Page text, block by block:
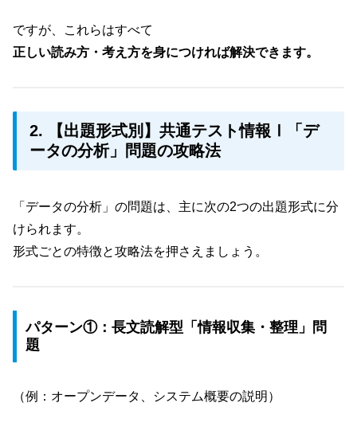
ですが、これらはすべて
正しい読み方・考え方を身につければ解決できます。
2. 【出題形式別】共通テスト情報Ⅰ「デ
ータの分析」問題の攻略法
「データの分析」の問題は、主に次の2つの出題形式に分
けられます。
形式ごとの特徴と攻略法を押さえましょう。
パターン①：長文読解型「情報収集・整理」問
題
（例：オープンデータ、システム概要の説明）